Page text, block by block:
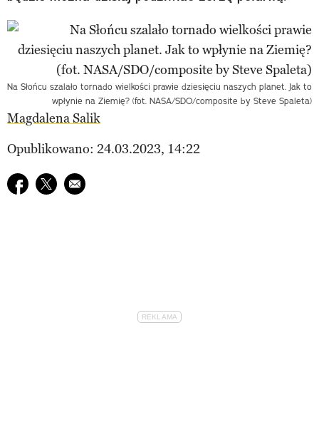
Na Słońcu szalało tornado wielkości prawie dziesięciu naszych planet. Jak to
wpłynie na Ziemię? (fot. NASA/SDO/composite by Steve Spaleta)
Magdalena Salik
Opublikowano: 24.03.2023, 14:22
Udostępnij na facebook
Udostępnij na twitter
E-mail do przyjaciela